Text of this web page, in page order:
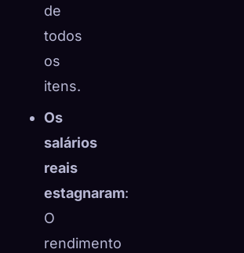
de
todos
os
itens.
Os
salários
reais
estagnaram:
O
rendimento